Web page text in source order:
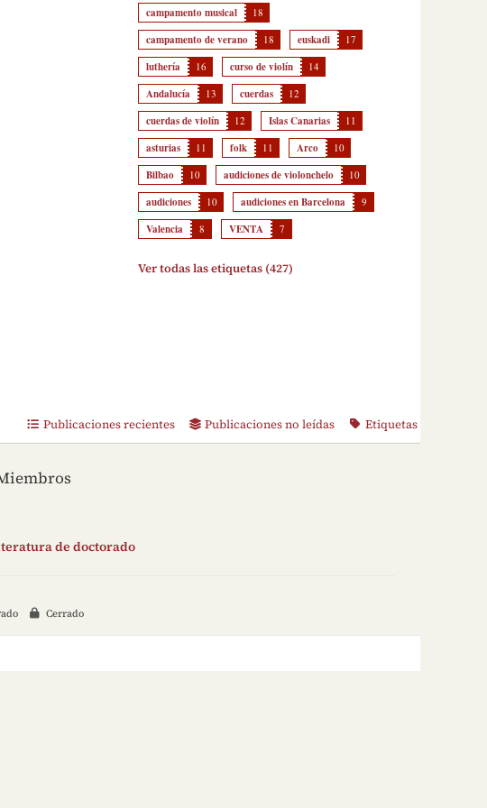
campamento musical 18
campamento de verano 18 euskadi 17
luthería 16 curso de violín 14
Andalucía 13 cuerdas 12
cuerdas de violín 12 Islas Canarias 11
asturias 11 folk 11 Arco 10
Bilbao 10 audiciones de violonchelo 10
audiciones 10 audiciones en Barcelona 9
Valencia 8 VENTA 7
Ver todas las etiquetas (427)
Publicaciones recientes Publicaciones no leídas Etiquetas
de doctorado
Cerrado